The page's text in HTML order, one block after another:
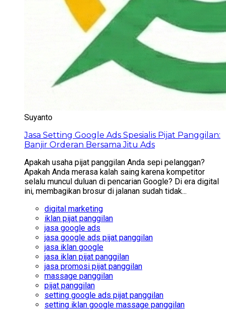
Suyanto
Jasa Setting Google Ads Spesialis Pijat Panggilan:
Banjir Orderan Bersama Jitu Ads
Apakah usaha pijat panggilan Anda sepi pelanggan?
Apakah Anda merasa kalah saing karena kompetitor
selalu muncul duluan di pencarian Google? Di era digital
ini, membagikan brosur di jalanan sudah tidak...
digital marketing
iklan pijat panggilan
jasa google ads
jasa google ads pijat panggilan
jasa iklan google
jasa iklan pijat panggilan
jasa promosi pijat panggilan
massage panggilan
pijat panggilan
setting google ads pijat panggilan
setting iklan google massage panggilan